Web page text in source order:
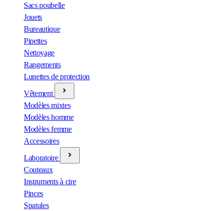
Sacs poubelle
Jouets
Bureautique
Pipettes
Nettoyage
Rangements
Lunettes de protection
Vêtement
Modèles mixtes
Modèles homme
Modèles femme
Accessoires
Laboratoire
Couteaux
Instruments à cire
Pinces
Spatules